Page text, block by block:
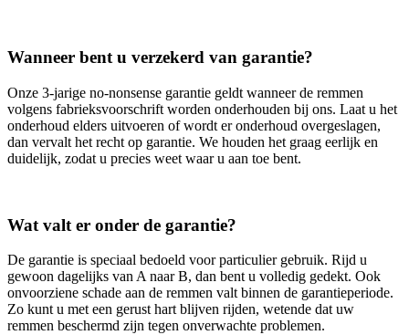
Wanneer bent u verzekerd van garantie?
Onze 3‑jarige no‑nonsense garantie geldt wanneer de remmen
volgens fabrieksvoorschrift worden onderhouden bij ons. Laat u het
onderhoud elders uitvoeren of wordt er onderhoud overgeslagen,
dan vervalt het recht op garantie. We houden het graag eerlijk en
duidelijk, zodat u precies weet waar u aan toe bent.
Wat valt er onder de garantie?
De garantie is speciaal bedoeld voor particulier gebruik. Rijd u
gewoon dagelijks van A naar B, dan bent u volledig gedekt. Ook
onvoorziene schade aan de remmen valt binnen de garantieperiode.
Zo kunt u met een gerust hart blijven rijden, wetende dat uw
remmen beschermd zijn tegen onverwachte problemen.